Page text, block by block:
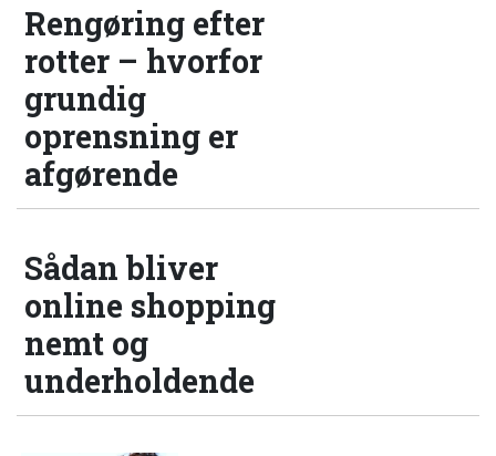
Rengøring efter
rotter – hvorfor
grundig
oprensning er
afgørende
Sådan bliver
online shopping
nemt og
underholdende